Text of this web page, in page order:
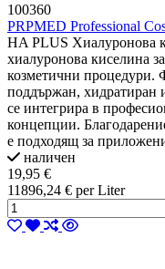
100360
PRPMED Professional
HA PLUS Хиалуронова
хиалуронова киселина
козметични процедури.
поддържан, хидратиран
се интегрира в
концепции.
е подходящ за
наличен
19,95 €
11896,24 € per Liter